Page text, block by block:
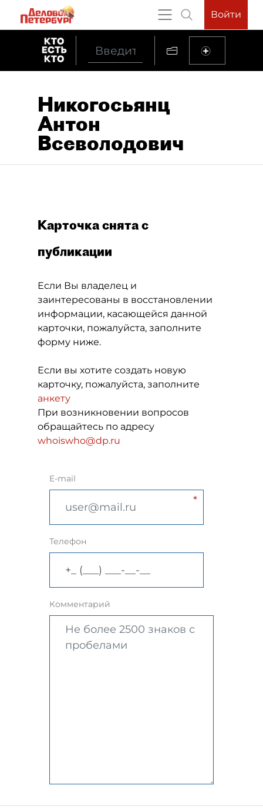
Войти
Никогосьянц
Антон
Всеволодович
Карточка снята с
публикации
Если Вы владелец и
заинтересованы в восстановлении
информации, касающейся данной
карточки, пожалуйста, заполните
форму ниже.
Если вы хотите создать новую
карточку, пожалуйста, заполните
анкету
При возникновении вопросов
обращайтесь по адресу
whoiswho@dp.ru
E-mail
Телефон
Комментарий